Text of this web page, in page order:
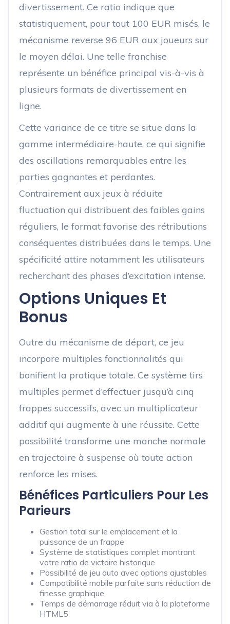
divertissement. Ce ratio indique que
statistiquement, pour tout 100 EUR misés, le
mécanisme reverse 96 EUR aux joueurs sur
le moyen délai. Une telle franchise
représente un bénéfice principal vis-à-vis à
plusieurs formats de divertissement en
ligne.
Cette variance de ce titre se situe dans la
gamme intermédiaire-haute, ce qui signifie
des oscillations remarquables entre les
parties gagnantes et perdantes.
Contrairement aux jeux à réduite
fluctuation qui distribuent des faibles gains
réguliers, le format favorise des rétributions
conséquentes distribuées dans le temps. Une
spécificité attire notamment les utilisateurs
recherchant des phases d’excitation intense.
Options Uniques Et
Bonus
Outre du mécanisme de départ, ce jeu
incorpore multiples fonctionnalités qui
bonifient la pratique totale. Ce système tirs
multiples permet d’effectuer jusqu’à cinq
frappes successifs, avec un multiplicateur
additif qui augmente à une réussite. Cette
possibilité transforme une manche normale
en trajectoire à suspense où toute action
renforce les mises.
Bénéfices Particuliers Pour Les
Parieurs
Gestion total sur le emplacement et la
puissance de un frappe
Système de statistiques complet montrant
votre ratio de victoire historique
Possibilité de jeu auto avec options ajustables
Compatibilité mobile parfaite sans réduction de
finesse graphique
Temps de démarrage réduit via à la plateforme
HTML5